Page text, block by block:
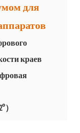
для
краев
）